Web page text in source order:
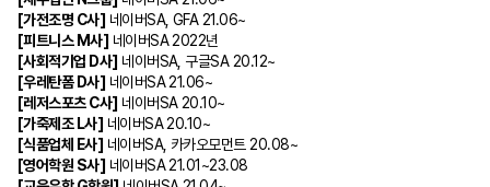
[가전조명 C사] 네이버SA, GFA 21.06~
[피트니스M사] 네이버SA 2022년
[사회적기업 D사] 네이버SA, 구글SA 20.12~
[우레탄폼D사] 네이버SA 21.06~
[레저스포츠C사] 네이버SA 20.10~
[가죽제조L사] 네이버SA 20.10~
[식품업체 E사] 네이버SA, 카카오모먼트20.08~
[영어학원 S사] 네이버SA 21.01~23.08